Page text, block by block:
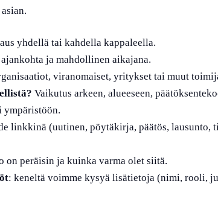
yhdellä tai kahdella kappaleella.
ja mahdollinen aikajana.
viranomaiset, yritykset tai muut
Vaikutus arkeen, alueeseen,
ympäristöön.
linkkinä (uutinen, pöytäkirja, päätös, lausunto,
on peräisin ja kuinka varma olet siitä.
: keneltä voimme kysyä lisätietoja (nimi, rooli,